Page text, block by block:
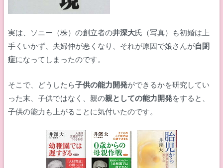
実は、ソニー（株）の創立者の井深大氏（写真）も初婚は上
手くいかず、夫婦仲が悪くなり、それが原因で娘さんが自閉
症になってしまったのです。
そこで、どうしたら子供の能力開発ができるかを研究してい
った末、子供ではなく、親の親としての能力開発をすると、
子供の能力も上がることに気付いたのです。